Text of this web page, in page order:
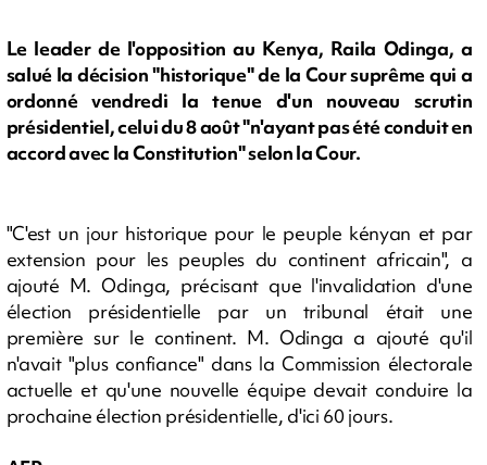
Le leader de l'opposition au Kenya, Raila Odinga, a
salué la décision "historique" de la Cour suprême qui a
ordonné vendredi la tenue d'un nouveau scrutin
présidentiel, celui du 8 août "n'ayant pas été conduit en
accord avec la Constitution" selon la Cour.
"C'est un jour historique pour le peuple kényan et par
extension pour les peuples du continent africain", a
ajouté M. Odinga, précisant que l'invalidation d'une
élection présidentielle par un tribunal était une
première sur le continent. M. Odinga a ajouté qu'il
n'avait "plus confiance" dans la Commission électorale
actuelle et qu'une nouvelle équipe devait conduire la
prochaine élection présidentielle, d'ici 60 jours.